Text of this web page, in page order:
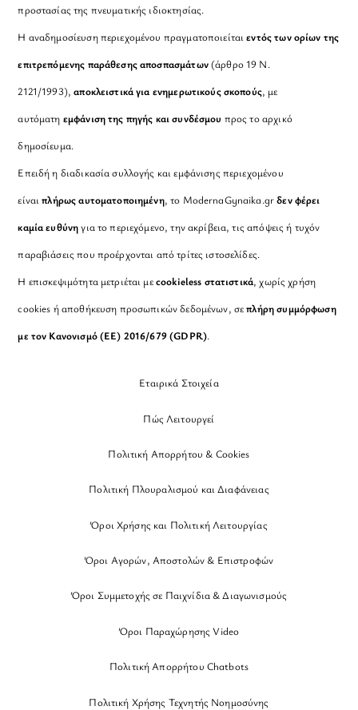
προστασίας της πνευματικής ιδιοκτησίας.
Η αναδημοσίευση περιεχομένου πραγματοποιείταιεντός των ορίων της
επιτρεπόμενης παράθεσης αποσπασμάτων(άρθρο 19 Ν.
2121/1993), αποκλειστικά για ενημερωτικούς σκοπούς, με
αυτόματη εμφάνιση της πηγής και συνδέσμου προς το αρχικό
δημοσίευμα.
Επειδή η διαδικασία συλλογής και εμφάνισης περιεχομένου
είναιπλήρως αυτοματοποιημένη, το ModernaGynaika.grδεν φέρει
καμία ευθύνηγια το περιεχόμενο, την ακρίβεια, τις απόψεις ή τυχόν
παραβιάσεις που προέρχονται από τρίτες ιστοσελίδες.
Η επισκεψιμότητα μετριέται μεcookieless στατιστικά, χωρίς χρήση
cookies ή αποθήκευση προσωπικών δεδομένων, σεπλήρη συμμόρφωση
με τον Κανονισμό (ΕΕ) 2016/679 (GDPR).
Εταιρικά Στοιχεία
Πώς Λειτουργεί
Πολιτική Απορρήτου & Cookies
Πολιτική Πλουραλισμού και Διαφάνειας
Όροι Χρήσης και Πολιτική Λειτουργίας
Όροι Αγορών, Αποστολών & Επιστροφών
Όροι Συμμετοχής σε Παιχνίδια & Διαγωνισμούς
Όροι Παραχώρησης Video
Πολιτική Απορρήτου Chatbots
Πολιτική Χρήσης Τεχνητής Νοημοσύνης